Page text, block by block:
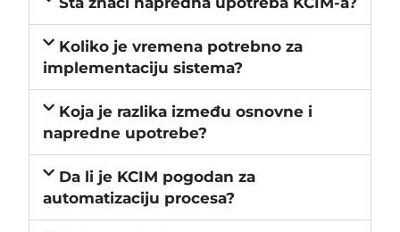
Koliko je vremena potrebno za
implementaciju sistema?
Koja je razlika između osnovne i
napredne upotrebe?
Da li je KCIM pogodan za
automatizaciju procesa?